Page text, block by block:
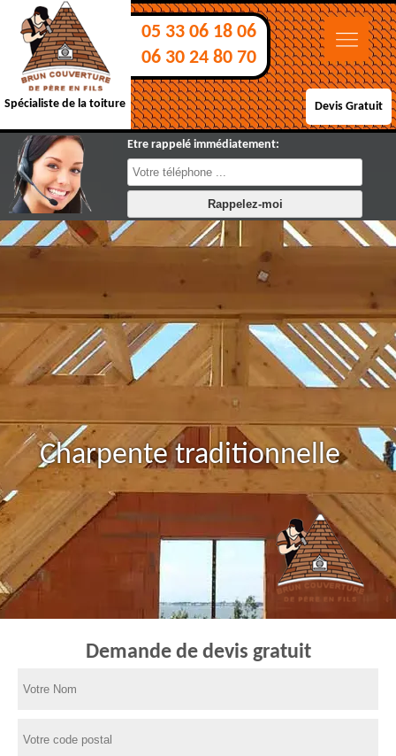
Spécialiste de la toiture
05 33 06 18 06
06 30 24 80 70
Devis Gratuit
Etre rappelé immédiatement:
Charpente traditionnelle
Demande de devis gratuit